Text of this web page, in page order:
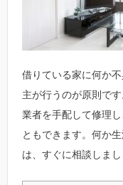
借りている家に何か
主が行うのが原則で
業者を手配して修理
ともできます。何か
は、すぐに相談しまし